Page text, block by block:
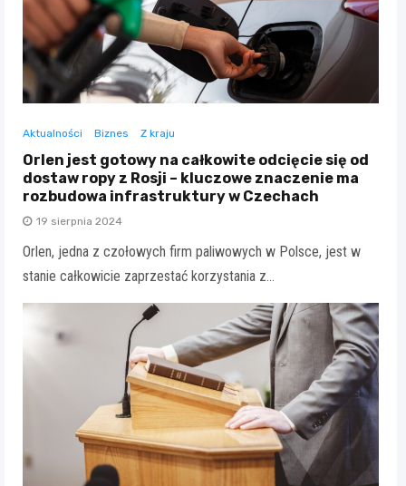
Aktualności Biznes Z kraju
Orlen jest gotowy na całkowite odcięcie się od
dostaw ropy z Rosji – kluczowe znaczenie ma
rozbudowa infrastruktury w Czechach
19 sierpnia 2024
Orlen, jedna z czołowych firm paliwowych w Polsce, jest w
stanie całkowicie zaprzestać korzystania z…